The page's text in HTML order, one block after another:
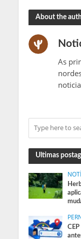
About the
As
Ultimas